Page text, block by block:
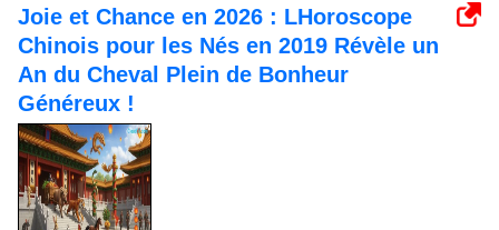
Joie et Chance en 2026 : LHoroscope
Chinois pour les Nés en 2019 Révèle un
An du Cheval Plein de Bonheur
Généreux !